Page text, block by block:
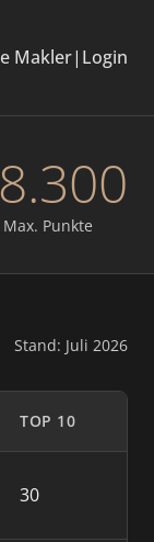
Makler| Login
Max. Punkte
Stand: Juli 2026
TOP 10
30